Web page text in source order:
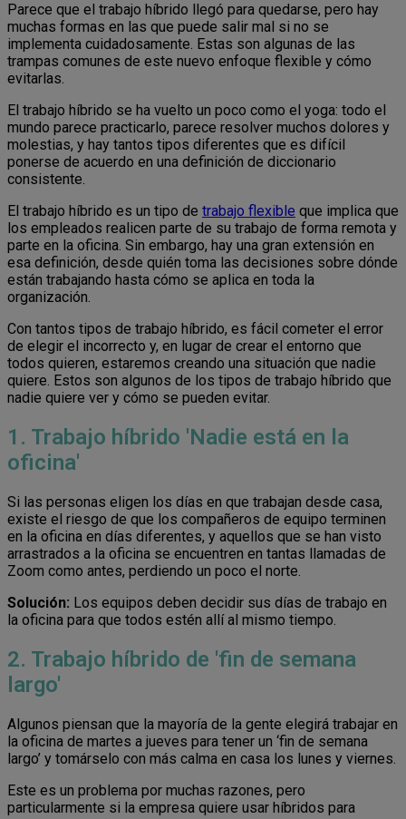
Parece que el trabajo híbrido llegó para quedarse, pero hay
muchas formas en las que puede salir mal si no se
implementa cuidadosamente. Estas son algunas de las
trampas comunes de este nuevo enfoque flexible y cómo
evitarlas.
El trabajo híbrido se ha vuelto un poco como el yoga: todo el
mundo parece practicarlo, parece resolver muchos dolores y
molestias, y hay tantos tipos diferentes que es difícil
ponerse de acuerdo en una definición de diccionario
consistente.
El trabajo híbrido es un tipo de trabajo flexible que implica que
los empleados realicen parte de su trabajo de forma remota y
parte en la oficina. Sin embargo, hay una gran extensión en
esa definición, desde quién toma las decisiones sobre dónde
están trabajando hasta cómo se aplica en toda la
organización.
Con tantos tipos de trabajo híbrido, es fácil cometer el error
de elegir el incorrecto y, en lugar de crear el entorno que
todos quieren, estaremos creando una situación que nadie
quiere. Estos son algunos de los tipos de trabajo híbrido que
nadie quiere ver y cómo se pueden evitar.
1. Trabajo híbrido 'Nadie está en la
oficina'
Si las personas eligen los días en que trabajan desde casa,
existe el riesgo de que los compañeros de equipo terminen
en la oficina en días diferentes, y aquellos que se han visto
arrastrados a la oficina se encuentren en tantas llamadas de
Zoom como antes, perdiendo un poco el norte.
Solución: Los equipos deben decidir sus días de trabajo en
la oficina para que todos estén allí al mismo tiempo.
2. Trabajo híbrido de 'fin de semana
largo'
Algunos piensan que la mayoría de la gente elegirá trabajar en
la oficina de martes a jueves para tener un ‘fin de semana
largo’ y tomárselo con más calma en casa los lunes y viernes.
Este es un problema por muchas razones, pero
particularmente si la empresa quiere usar híbridos para